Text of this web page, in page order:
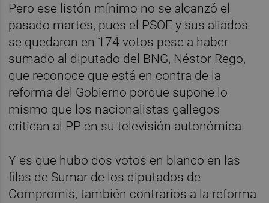
Pero ese listón mínimo no se alcanzó el
pasado martes, pues el PSOE y sus aliados
se quedaron en 174 votos pese a haber
sumado al diputado del BNG, Néstor Rego,
que reconoce que está en contra de la
reforma del Gobierno porque supone lo
mismo que los nacionalistas gallegos
critican al PP en su televisión autonómica.
Y es que hubo dos votos en blanco en las
filas de Sumar de los diputados de
Compromis, también contrarios a la reforma